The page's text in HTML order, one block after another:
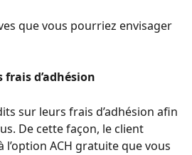
que vous pourriez envisager
d’adhésion
sur leurs frais d’adhésion afin
De cette façon, le client
ACH gratuite que vous